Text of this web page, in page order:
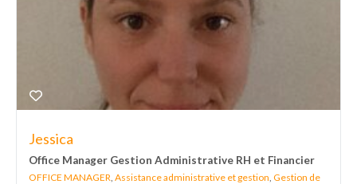
Jessica
Office Manager Gestion Administrative RH et Financier
OFFICE MANAGER Assistance administrative et gestion Gestion de